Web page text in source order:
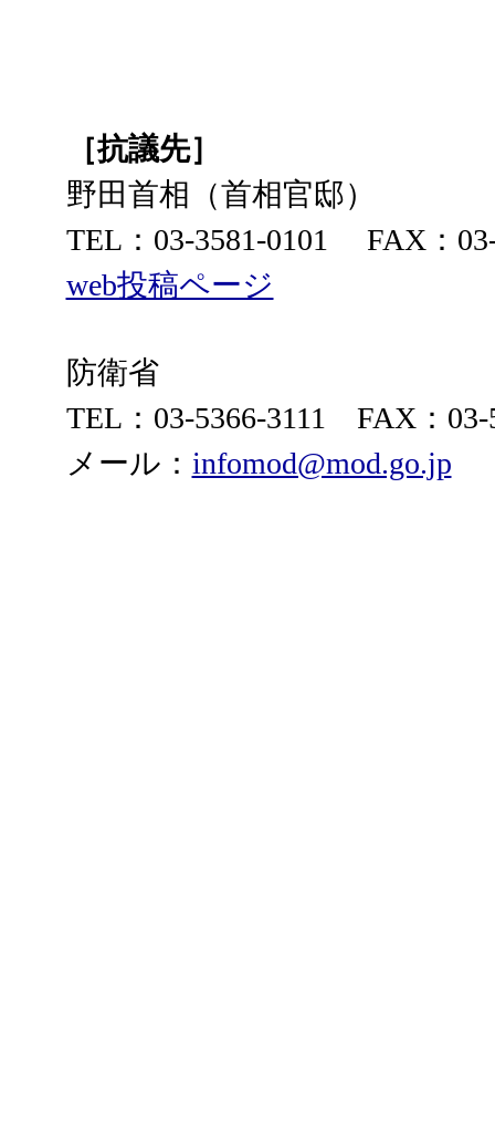
［抗議先］
野田首相（首相官邸）
TEL：03-3581-0101 FAX：
web投稿ページ
防衛省
TEL：03-5366-3111 FAX：03-
メール： infomod@mod.go.jp